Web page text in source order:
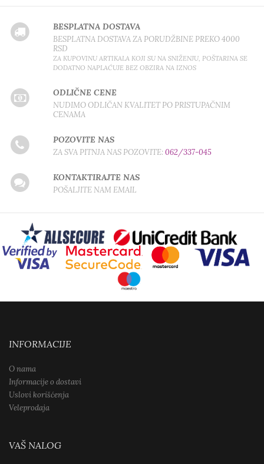
BESPLATNA DOSTAVA
BESPLATNA DOSTAVA ZA PORUDŽBINE PREKO 4000
RSD
ZA KUPOVINU ARTIKALA KOJI SU NA SNIŽENJU, POŠTARINA SE
DODATNO NAPLAĆUJE BEZ OBZIRA NA IZNOS
ODLIČNE CENE
NUDIMO ODLIČAN KVALITET PO PRISTUPAČNIM
CENAMA
POZOVITE NAS
ZA SVA PITNJA NAS POZOVITE:062/337-045
KONTAKTIRAJTE NAS
POŠALJITE NAM EMAIL
INFORMACIJE
O nama
Informacije o dostavi
Uslovi korišćenja
Veleprodaja
VAŠ NALOG